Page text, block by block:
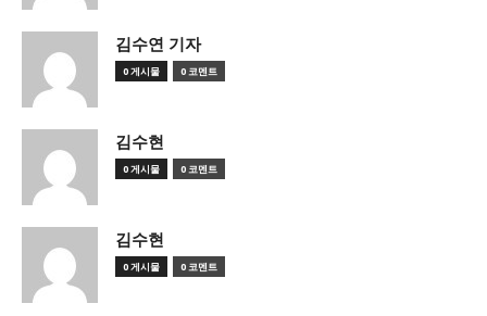
김수연 기자
0 게시물 0 코멘트
김수현
0 게시물 0 코멘트
김수현
0 게시물 0 코멘트